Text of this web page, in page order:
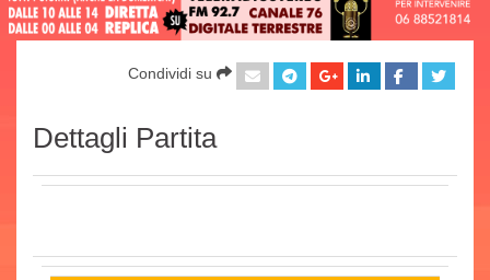
Condividi su
Dettagli Partita